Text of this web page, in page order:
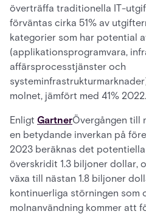
överträffa traditionella IT-
förväntas cirka 51% av
kategorier som har potential
(applikationsprogramvara,
affärsprocesstjänster och
molnet, jämfört med 41% 2022.
Enligt GartnerÖvergången till
en betydande inverkan på
2023 beräknas det
överskridit 1.3 biljoner dollar,
växa till nästan 1.8 biljoner
kontinuerliga störningen som
molnanvändning kommer att